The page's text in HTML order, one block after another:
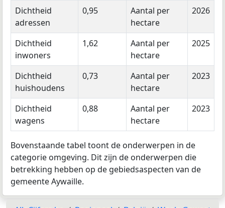
Dichtheid
adressen
0,95
Aantal per
hectare
2026
Dichtheid
inwoners
1,62
Aantal per
hectare
2025
Dichtheid
huishoudens
0,73
Aantal per
hectare
2023
Dichtheid
wagens
0,88
Aantal per
hectare
2023
Bovenstaande tabel toont de onderwerpen in de
categorie omgeving. Dit zijn de onderwerpen die
betrekking hebben op de gebiedsaspecten van de
gemeente Aywaille.